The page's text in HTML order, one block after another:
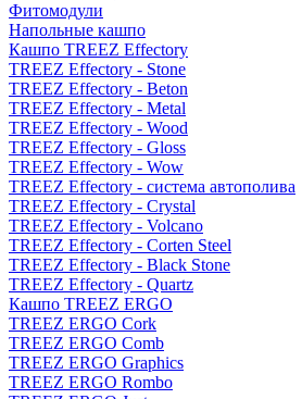
Фитомодули
Напольные кашпо
Кашпо TREEZ Effectory
TREEZ Effectory - Stone
TREEZ Effectory - Beton
TREEZ Effectory - Metal
TREEZ Effectory - Wood
TREEZ Effectory - Gloss
TREEZ Effectory - Wow
TREEZ Effectory - система автополива
TREEZ Effectory - Crystal
TREEZ Effectory - Volcano
TREEZ Effectory - Corten Steel
TREEZ Effectory - Black Stone
TREEZ Effectory - Quartz
Кашпо TREEZ ERGO
TREEZ ERGO Cork
TREEZ ERGO Comb
TREEZ ERGO Graphics
TREEZ ERGO Rombo